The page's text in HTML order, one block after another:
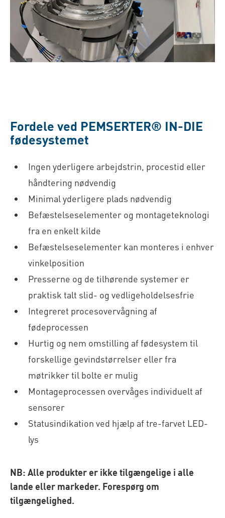
Fordele ved PEMSERTER® IN-DIE
fødesystemet
Ingen yderligere arbejdstrin, procestid eller
håndtering nødvendig
Minimal yderligere plads nødvendig
Befæstelseselementer og montageteknologi
fra en enkelt kilde
Befæstelseselementer kan monteres i enhver
vinkelposition
Presserne og de tilhørende systemer er
praktisk talt slid- og vedligeholdelsesfrie
Integreret procesovervågning af
fødeprocessen
Hurtig og nem omstilling af fødesystem til
forskellige gevindstørrelser eller fra
møtrikker til bolte er mulig
Montageprocessen overvåges individuelt af
sensorer
Statusindikation ved hjælp af tre-farvet LED-
lys
NB: Alle produkter er ikke tilgængelige i alle
lande eller markeder. Forespørg om
tilgængelighed.